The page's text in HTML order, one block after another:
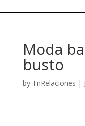
Moda
busto
by TnRelaciones |